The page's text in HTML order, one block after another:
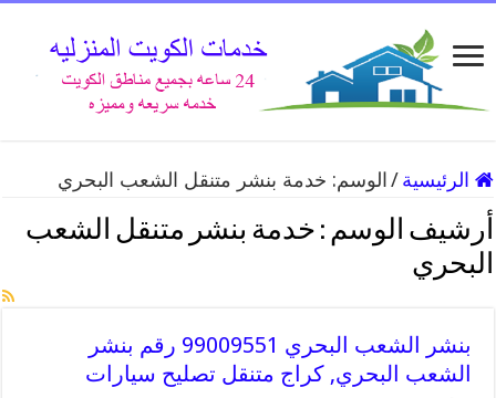
الرئيسية / الوسم: خدمة بنشر متنقل الشعب البحري
أرشيف الوسم : خدمة بنشر متنقل الشعب
البحري
بنشر الشعب البحري 99009551 رقم بنشر
الشعب البحري, كراج متنقل تصليح سيارات